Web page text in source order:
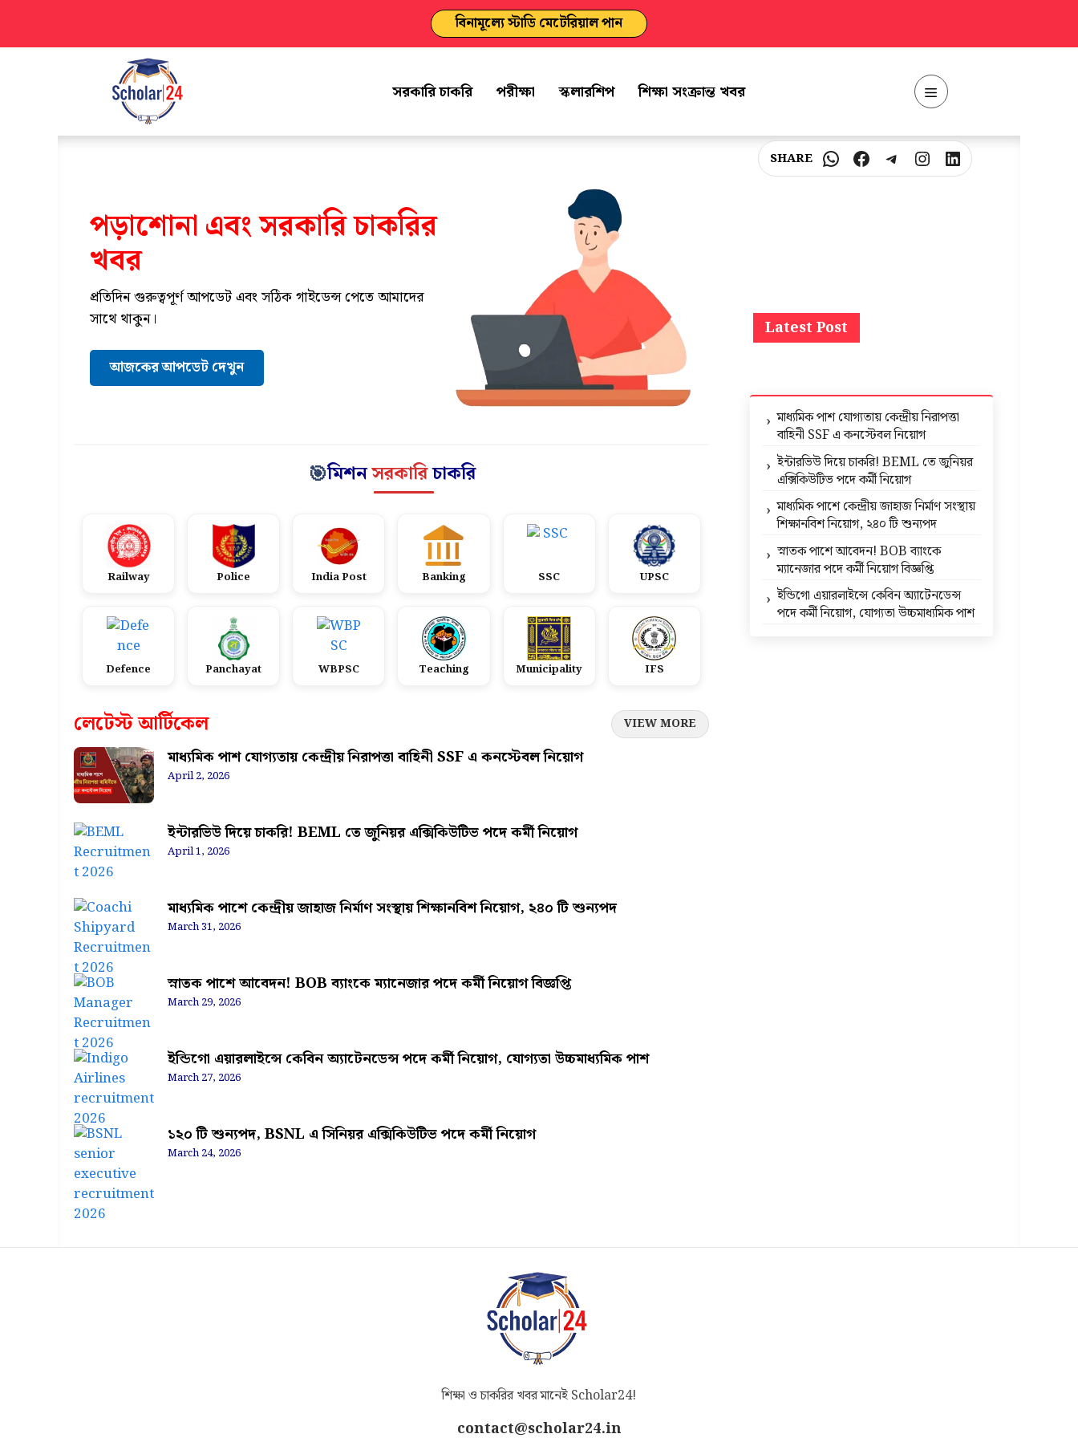
বিনামূল্যে স্টাডি মেটেরিয়াল পান
সরকারি চাকরি পরীক্ষা স্কলারশিপ শিক্ষা সংক্রান্ত খবর
পড়াশোনা এবং সরকারি চাকরির
খবর
প্রতিদিন গুরুত্বপূর্ণ আপডেট এবং সঠিক গাইডেন্স পেতে আমাদের
সাথে থাকুন।
আজকের আপডেট দেখুন
🎯মিশনসরকারিচাকরি
Railway Police India Post Banking SSC UPSC
Defence Panchayat WBPSC Teaching Municipality IFS
লেটেস্ট আর্টিকেল VIEW MORE
মাধ্যমিক পাশ যোগ্যতায় কেন্দ্রীয় নিরাপত্তা বাহিনী SSF এ কনস্টেবল নিয়োগ
April 2, 2026
ইন্টারভিউ দিয়ে চাকরি! BEML তে জুনিয়র এক্সিকিউটিভ পদে কর্মী নিয়োগ
April 1, 2026
মাধ্যমিক পাশে কেন্দ্রীয় জাহাজ নির্মাণ সংস্থায় শিক্ষানবিশ নিয়োগ, ২৪০ টি শুন্যপদ
March 31, 2026
স্নাতক পাশে আবেদন! BOB ব্যাংকে ম্যানেজার পদে কর্মী নিয়োগ বিজ্ঞপ্তি
March 29, 2026
ইন্ডিগো এয়ারলাইন্সে কেবিন অ্যাটেনডেন্স পদে কর্মী নিয়োগ, যোগ্যতা উচ্চমাধ্যমিক পাশ
March 27, 2026
১২০ টি শুন্যপদ, BSNL এ সিনিয়র এক্সিকিউটিভ পদে কর্মী নিয়োগ
March 24, 2026
WhatsApp
Facebook
Telegram
Instagram
LinkedIn
Latest Post
মাধ্যমিক পাশ যোগ্যতায় কেন্দ্রীয় নিরাপত্তা
বাহিনী SSF এ কনস্টেবল নিয়োগ
ইন্টারভিউ দিয়ে চাকরি! BEML তে জুনিয়র
এক্সিকিউটিভ পদে কর্মী নিয়োগ
মাধ্যমিক পাশে কেন্দ্রীয় জাহাজ নির্মাণ সংস্থায়
শিক্ষানবিশ নিয়োগ, ২৪০ টি শুন্যপদ
স্নাতক পাশে আবেদন! BOB ব্যাংকে
ম্যানেজার পদে কর্মী নিয়োগ বিজ্ঞপ্তি
ইন্ডিগো এয়ারলাইন্সে কেবিন অ্যাটেনডেন্স
পদে কর্মী নিয়োগ, যোগ্যতা উচ্চমাধ্যমিক পাশ
শিক্ষা ও চাকরির খবর মানেই Scholar24!
contact@scholar24.in